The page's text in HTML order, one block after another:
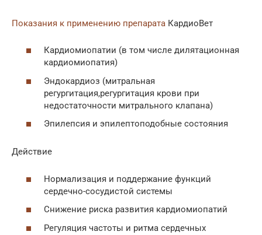
Показания к применению препарата КардиоВет
Кардиомиопатии (в том числе дилятационная
кардиомиопатия)
Эндокардиоз (митральная
регургитация,регургитация крови при
недостаточности митрального клапана)
Эпилепсия и эпилептоподобные состояния
Действие
Нормализация и поддержание функций
сердечно-сосудистой системы
Снижение риска развития кардиомиопатий
Регуляция частоты и ритма сердечных